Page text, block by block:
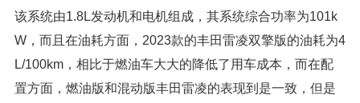
该系统由1.8L发动机和电机组成，其系统综合功率为101k
W，而且在油耗方面，2023款的丰田雷凌双擎版的油耗为4
L/100km，相比于燃油车大大的降低了用车成本，而在配
置方面，燃油版和混动版丰田雷凌的表现到是一致，但是